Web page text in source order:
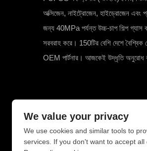
অক্সিজেন, নাইট্রোজেন, হাইড্রোজেন এবং
জন্য 40MPa পর্যন্ত উচ্চ-চাপ শিল্প গ্যাস
সরবরাহ করে। 150টির বেশি দেশে বৈশ্বিক
OEM পার্টনার। আজকেই উদ্ধৃতি
We value your privacy
We use cookies and similar tools to
services. If you don't want to accept all